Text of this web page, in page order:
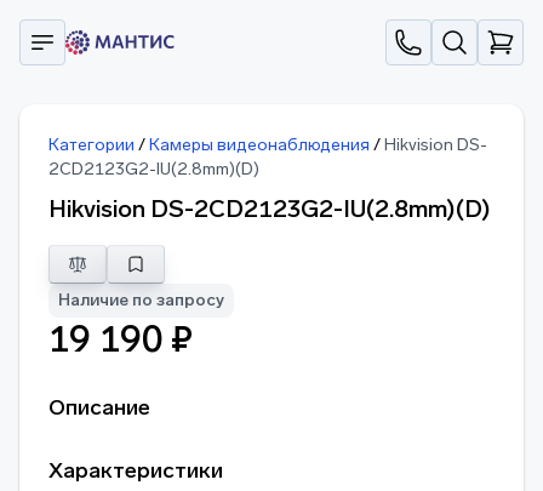
Категории /Камеры видеонаблюдения /Hikvision DS-
2CD2123G2-IU(2.8mm)(D)
Hikvision DS-2CD2123G2-IU(2.8mm)(D)
Наличие по запросу
19 190 ₽
Описание
Характеристики